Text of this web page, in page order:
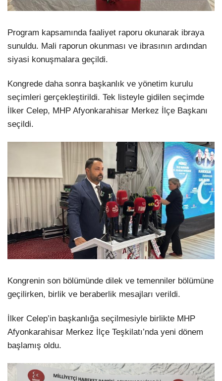
Program kapsamında faaliyet raporu okunarak ibraya
sunuldu. Mali raporun okunması ve ibrasının ardından
siyasi konuşmalara geçildi.
Kongrede daha sonra başkanlık ve yönetim kurulu
seçimleri gerçekleştirildi. Tek listeyle gidilen seçimde
İlker Celep, MHP Afyonkarahisar Merkez İlçe Başkanı
seçildi.
Kongrenin son bölümünde dilek ve temenniler bölümüne
geçilirken, birlik ve beraberlik mesajları verildi.
İlker Celep’in başkanlığa seçilmesiyle birlikte MHP
Afyonkarahisar Merkez İlçe Teşkilatı’nda yeni dönem
başlamış oldu.